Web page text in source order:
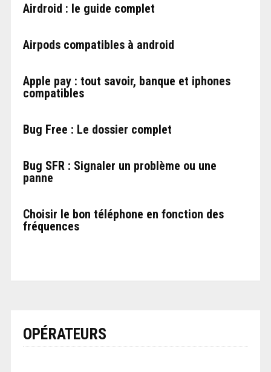
Airdroid : le guide complet
Airpods compatibles à android
Apple pay : tout savoir, banque et iphones
compatibles
Bug Free : Le dossier complet
Bug SFR : Signaler un problème ou une
panne
Choisir le bon téléphone en fonction des
fréquences
OPÉRATEURS